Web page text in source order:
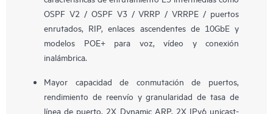
OSPF V2 / OSPF V3 / VRRP / VRRPE / puertos
enrutados, RIP, enlaces ascendentes de 10GbE y
modelos POE+ para voz, vídeo y conexión
inalámbrica.
Mayor capacidad de conmutación de puertos,
rendimiento de reenvío y granularidad de tasa de
línea de puerto, 2X Dynamic ARP, 2X IPv6 unicast-